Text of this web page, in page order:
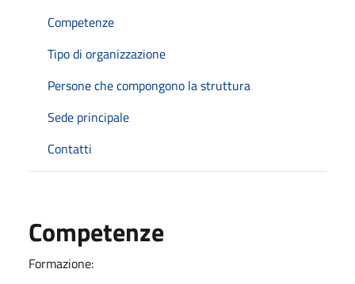
Competenze
Tipo di organizzazione
Persone che compongono la struttura
Sede principale
Contatti
Competenze
Formazione: